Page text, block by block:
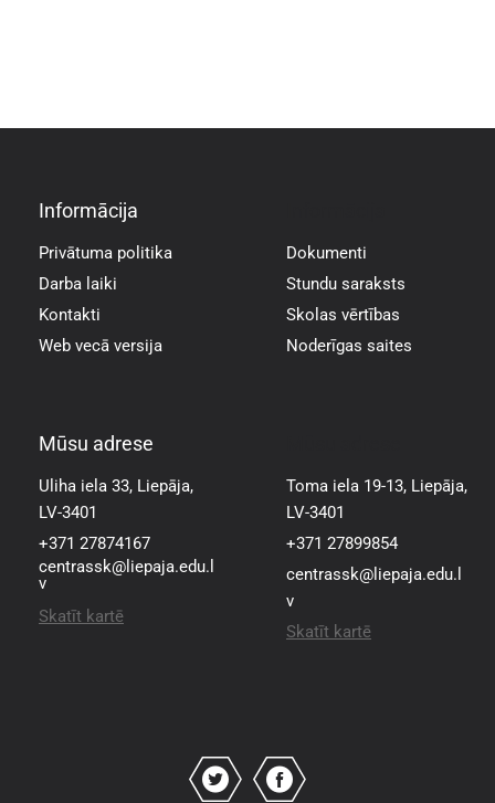
Informācija
Privātuma politika
Darba laiki
Kontakti
Web vecā versija
Dokumenti
Stundu saraksts
Skolas vērtības
Noderīgas saites
Mūsu adrese
Uliha iela 33, Liepāja,
LV-3401
+371 27874167
centrassk@liepaja.edu.l
v
Skatīt kartē
Toma iela 19-13, Liepāja,
LV-3401
+371 27899854
centrassk@liepaja.edu.l
v
Skatīt kartē